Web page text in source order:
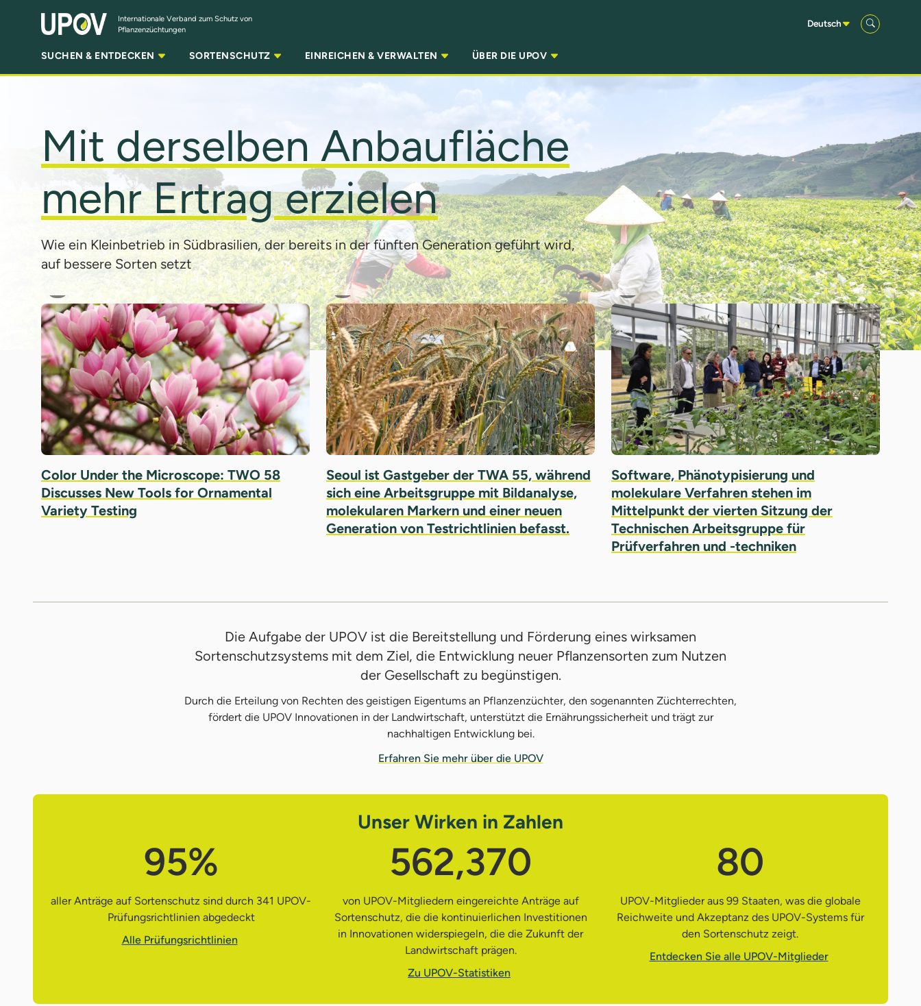
Zum Hauptinhalt springenInternationale Verband zum Schutz von
Pflanzenzüchtungen
Deutsch
SUCHEN & ENTDECKEN SORTENSCHUTZ EINREICHEN & VERWALTEN ÜBER DIE UPOV
Mit derselben Anbaufläche
mehr Ertrag erzielen
Wie ein Kleinbetrieb in Südbrasilien, der bereits in der fünften Generation geführt wird,
auf bessere Sorten setzt
Color Under the Microscope: TWO 58
Discusses New Tools for Ornamental
Variety Testing
Seoul ist Gastgeber der TWA 55, während
sich eine Arbeitsgruppe mit Bildanalyse,
molekularen Markern und einer neuen
Generation von Testrichtlinien befasst.
Software, Phänotypisierung und
molekulare Verfahren stehen im
Mittelpunkt der vierten Sitzung der
Technischen Arbeitsgruppe für
Prüfverfahren und -techniken
Die Aufgabe der UPOV ist die Bereitstellung und Förderung eines wirksamen
Sortenschutzsystems mit dem Ziel, die Entwicklung neuer Pflanzensorten zum Nutzen
der Gesellschaft zu begünstigen.
Durch die Erteilung von Rechten des geistigen Eigentums an Pflanzenzüchter, den sogenannten Züchterrechten,
fördert die UPOV Innovationen in der Landwirtschaft, unterstützt die Ernährungssicherheit und trägt zur
nachhaltigen Entwicklung bei.
Erfahren Sie mehr über die UPOV
Unser Wirken in Zahlen
95%
aller Anträge auf Sortenschutz sind durch 341 UPOV-
Prüfungsrichtlinien abgedeckt
Alle Prüfungsrichtlinien
562,370
von UPOV-Mitgliedern eingereichte Anträge auf
Sortenschutz, die die kontinuierlichen Investitionen
in Innovationen widerspiegeln, die die Zukunft der
Landwirtschaft prägen.
Zu UPOV-Statistiken
80
UPOV-Mitglieder aus 99 Staaten, was die globale
Reichweite und Akzeptanz des UPOV-Systems für
den Sortenschutz zeigt.
Entdecken Sie alle UPOV-Mitglieder